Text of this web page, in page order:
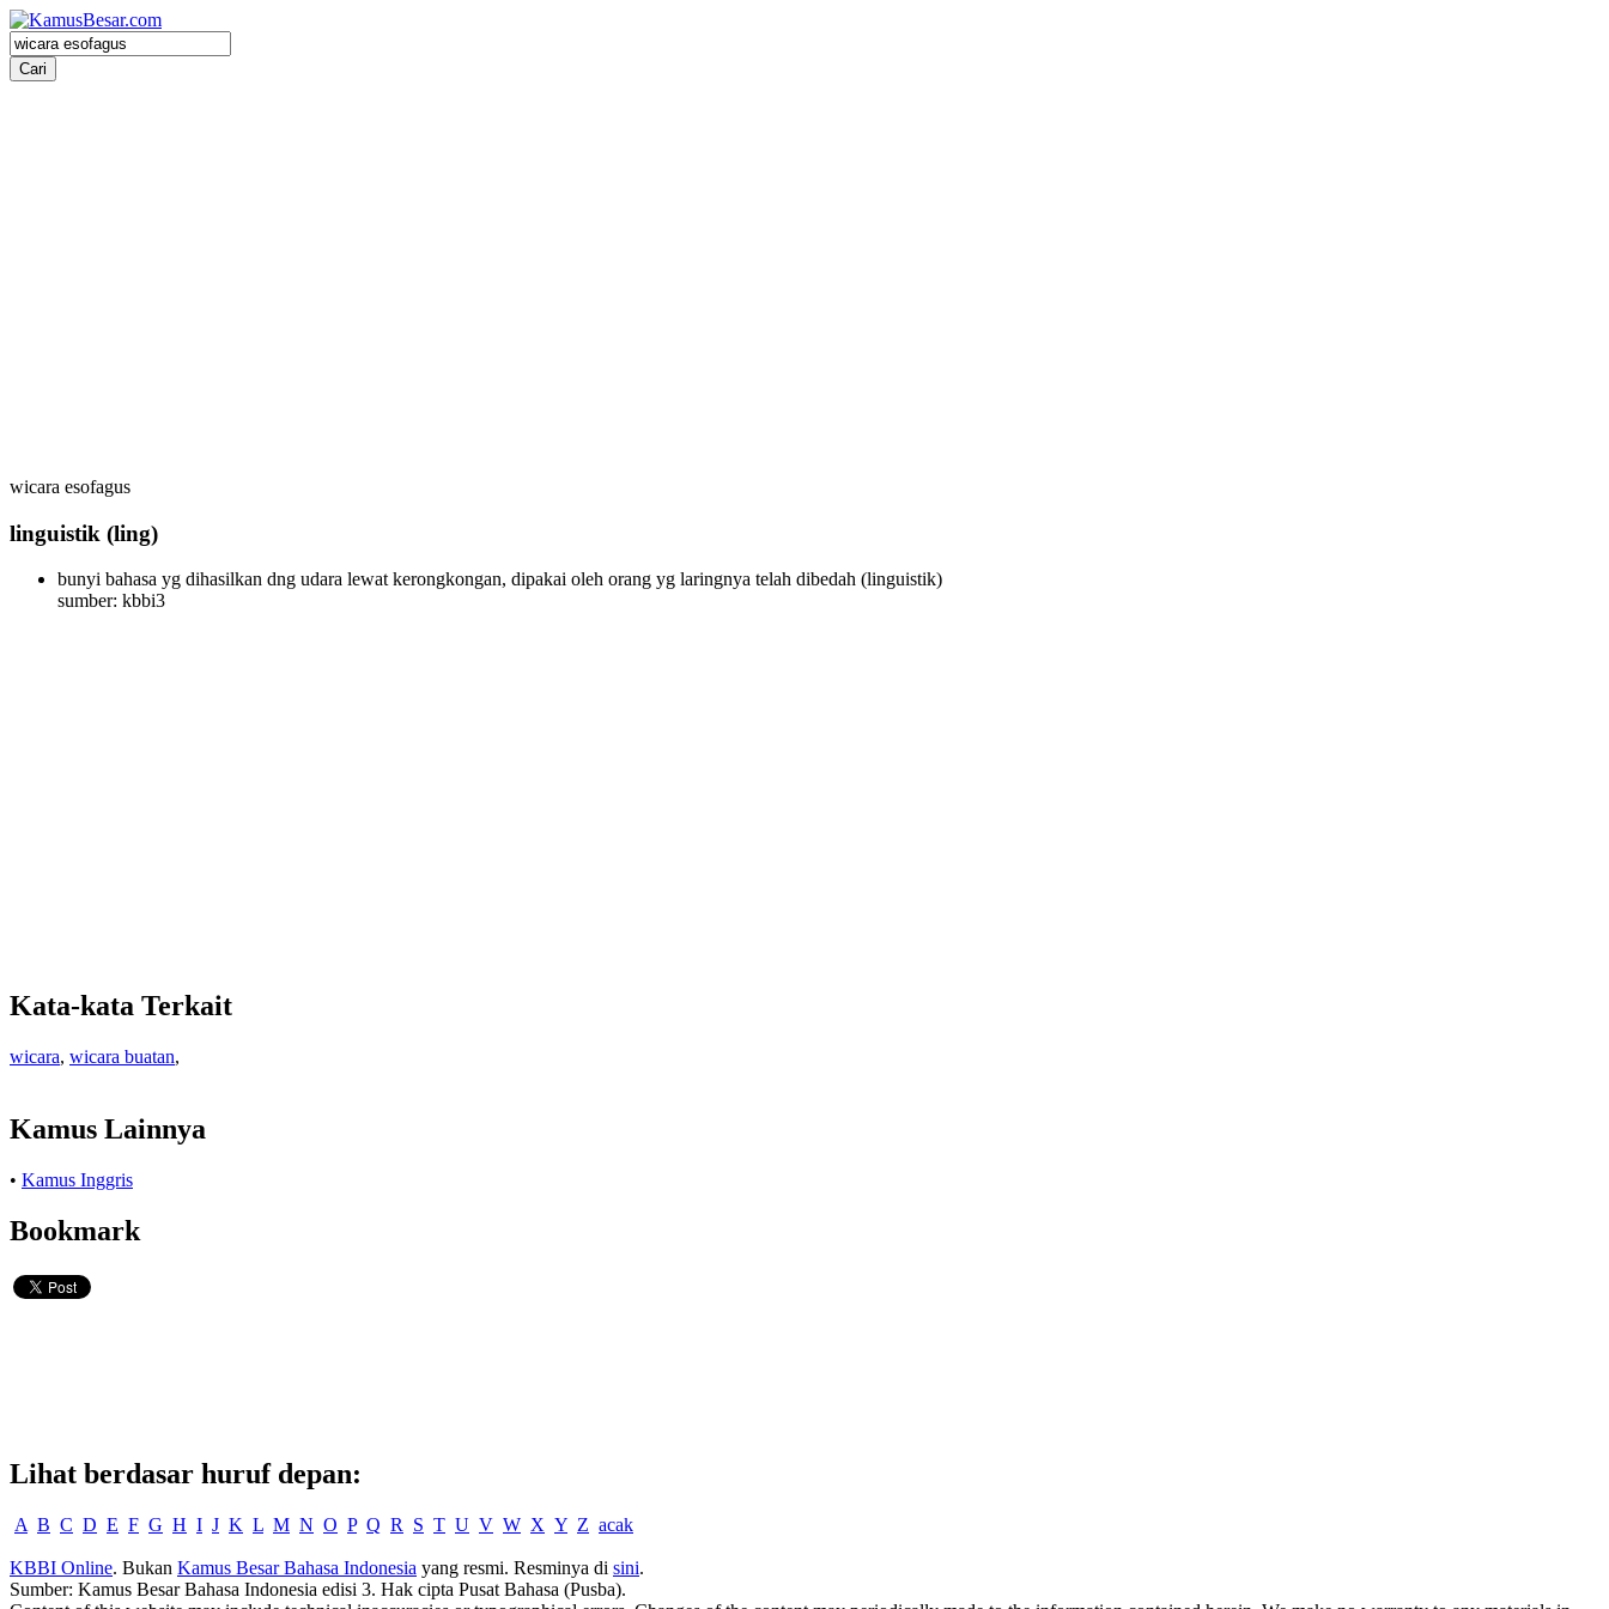
wicara esofagus
linguistik (ling)
bunyi bahasa yg dihasilkan dng udara lewat kerongkongan, dipakai oleh orang yg laringnya telah dibedah (linguistik)
sumber: kbbi3
Kata-kata Terkait
wicara, wicara buatan,
Kamus Lainnya
• Kamus Inggris
Bookmark
Lihat berdasar huruf depan:
A B C D E F G H I J K L M N O P Q R S T U V W X Y Z acak
KBBI Online. Bukan Kamus Besar Bahasa Indonesia yang resmi. Resminya di sini.
Sumber: Kamus Besar Bahasa Indonesia edisi 3. Hak cipta Pusat Bahasa (Pusba).